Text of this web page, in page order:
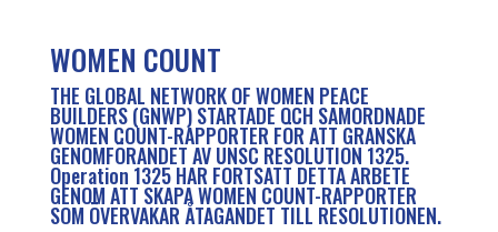
WOMEN COUNT
THE GLOBAL NETWORK OF WOMEN PEACE
BUILDERS (GNWP) STARTADE OCH SAMORDNADE
WOMEN COUNT-RAPPORTER FÖR ATT GRANSKA
GENOMFÖRANDET AV UNSC RESOLUTION 1325.
Operation 1325 HAR FORTSATT DETTA ARBETE
GENOM ATT SKAPA WOMEN COUNT-RAPPORTER
SOM ÖVERVAKAR ÅTAGANDET TILL RESOLUTIONEN.